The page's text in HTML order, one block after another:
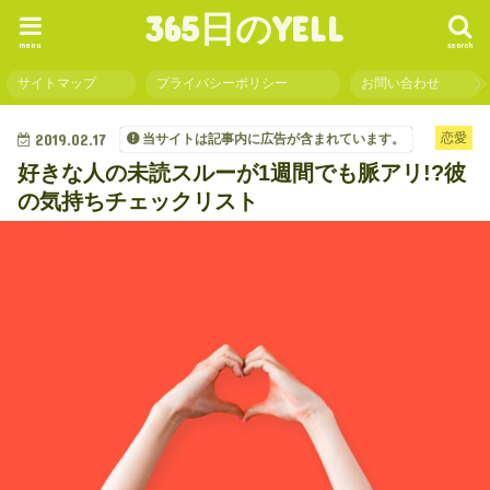
365日のYELL search
menu
サイトマップ プライバシーポリシー お問い合わせ
恋愛
2019.02.17 当サイトは記事内に広告が含まれています。
好きな人の未読スルーが1週間でも脈アリ!?彼
の気持ちチェックリスト